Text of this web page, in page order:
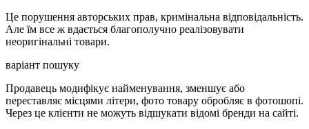
Це порушення авторських прав, кримінальна відповідальність.
Але їм все ж вдається благополучно реалізовувати
неоригінальні товари.
варіант пошуку
Продавець модифікує найменування, зменшує або
переставляє місцями літери, фото товару обробляє в фотошопі.
Через це клієнти не можуть відшукати відомі бренди на сайті.